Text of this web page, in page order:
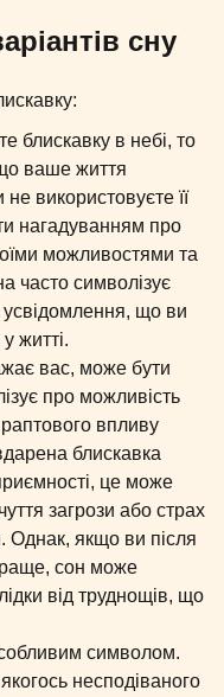
сну
блискавку в небі, то
ваше життя
використовуєте її
нагадуванням про
можливостями та
часто символізує
що ви
житті.
вас, може бути
про можливість
впливу
блискавка
це може
загрози або страх
Однак, якщо ви після
сон може
від труднощів, що
символом.
несподіваного